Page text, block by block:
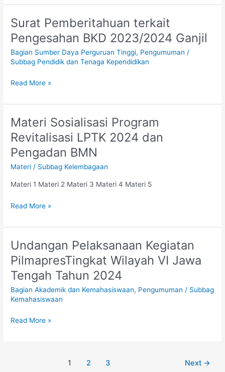
Surat Pemberitahuan terkait
Pengesahan BKD 2023/2024 Ganjil
Bagian Sumber Daya Perguruan Tinggi, Pengumuman /
Subbag Pendidik dan Tenaga Kependidikan
Surat
Pemberitahuan
terkait
Pengesahan
BKD
Ganjil
Read More »
Materi Sosialisasi Program
Revitalisasi LPTK 2024 dan
Pengadan BMN
Materi / Subbag Kelembagaan
Materi 1 Materi 2 Materi 3 Materi 4 Materi 5
Materi
Sosialisasi
Program
Revitalisasi
LPTK
dan
BMN
Read More »
Undangan Pelaksanaan Kegiatan
PilmapresTingkat Wilayah VI Jawa
Tengah Tahun 2024
Bagian Akademik dan Kemahasiswaan, Pengumuman / Subbag
Kemahasiswaan
Undangan
Pelaksanaan
Kegiatan
PilmapresTingkat
Wilayah
VI
Tengah
Read More »
1 2 3 Next →